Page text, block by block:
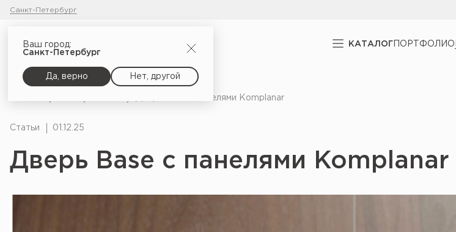
Санкт-Петербург
КАТАЛОГ ПОРТФОЛИО
Ваш город:
Санкт-Петербург
Да, верно Нет, другой
Дверь Base с панелями Komplanar
Статьи 01.12.25
Дверь Base с панелями Komplanar